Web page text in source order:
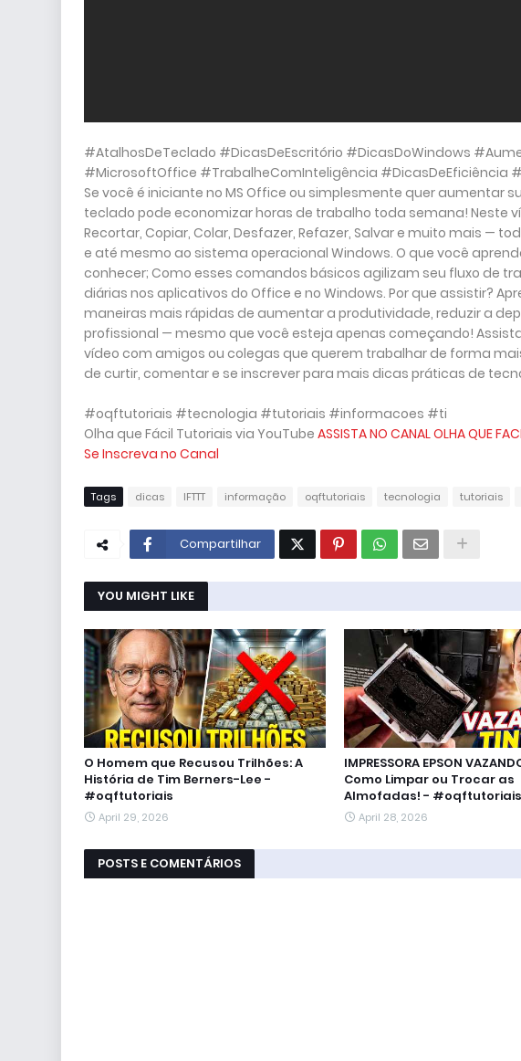
#AtalhosDeTeclado #DicasDeEscritório #DicasDoWindows
#MicrosoftOffice #TrabalheComInteligência #DicasDeEficiência
Se você é iniciante no MS Office ou simplesmente quer aumentar
teclado pode economizar horas de trabalho toda semana! Neste
Recortar, Copiar, Colar, Desfazer, Refazer, Salvar e muito mais —
e até mesmo ao sistema operacional Windows. O que você
conhecer; Como esses comandos básicos agilizam seu fluxo de
diárias nos aplicativos do Office e no Windows. Por que assistir?
maneiras mais rápidas de aumentar a produtividade, reduzir a
profissional — mesmo que você esteja apenas começando!
vídeo com amigos ou colegas que querem trabalhar de forma
de curtir, comentar e se inscrever para mais dicas práticas de
#oqftutoriais #tecnologia #tutoriais #informacoes #ti
Olha que Fácil Tutoriais via YouTube ASSISTA NO CANAL OLHA QUE
Se Inscreva no Canal
Tags dicas IFTTT informação oqftutoriais tecnologia tutoriais
Compartilhar
YOU MIGHT LIKE
O Homem que Recusou Trilhões: A
História de Tim Berners-Lee -
#oqftutoriais
April 29, 2026
IMPRESSORA EPSON
Como Limpar ou Trocar as
Almofadas! - #oqftutoriais
April 28, 2026
POSTS E COMENTÁRIOS